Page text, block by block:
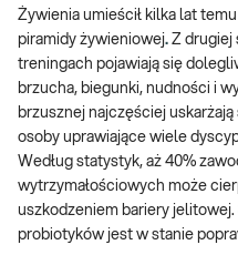
Żywienia umieścił kilka lat
piramidy żywieniowej. Z drugiej
treningach pojawiają się
brzucha, biegunki, nudności i
brzusznej najczęściej
osoby uprawiające wiele
Według statystyk, aż 40%
wytrzymałościowych może
uszkodzeniem bariery
probiotyków jest w stanie